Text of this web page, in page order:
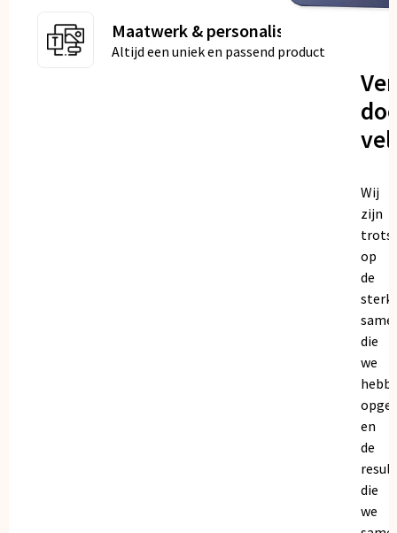
Maatwerk & personalisatie
Altijd een uniek en passend product
Wij
zijn
trots
op
de
die
we
en
de
die
we